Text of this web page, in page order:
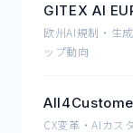
GITEX AI
欧州AI規制・生
ップ動向
CX変革・AIカス